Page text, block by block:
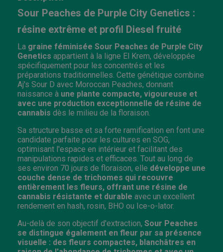
Sour Peaches de Purple City Genetics :
résine extrême et profil Diesel fruité
La graine féminisée Sour Peaches de Purple City
Genetics appartient à la ligne El Krem, développée
spécifiquement pour les concentrés et les
préparations traditionnelles. Cette génétique combine
Aj's Sour D avec Moroccan Peaches, donnant
naissance à une plante compacte, vigoureuse et
avec une production exceptionnelle de résine de
cannabis dès le milieu de la floraison.
Sa structure basse et sa forte ramification en font une
candidate parfaite pour les cultures en SOG,
optimisant l'espace en intérieur et facilitant des
manipulations rapides et efficaces. Tout au long de
ses environ 70 jours de floraison, elle développe une
couche dense de trichomes qui recouvre
entièrement les fleurs, offrant une résine de
cannabis résistante et durable avec un excellent
rendement en hash, rosin, BHO ou Ice-o-lator.
Au-delà de son objectif d'extraction, Sour Peaches
se distingue également en fleur par sa présence
visuelle : des fleurs compactes, blanchâtres en